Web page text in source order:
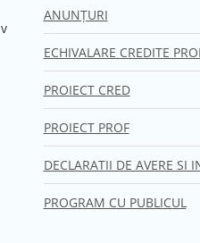
ANUNȚURI
ECHIVALARE CREDITE
PROIECT CRED
PROIECT PROF
DECLARATII DE AVERE SI
PROGRAM CU PUBLICUL